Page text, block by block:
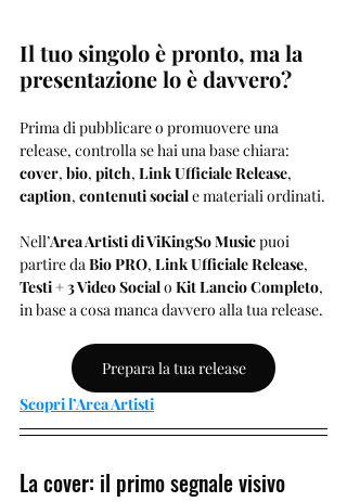
Il tuo singolo è pronto, ma la
presentazione lo è davvero?
Prima di pubblicare o promuovere una
release, controlla se hai una base chiara:
cover, bio, pitch, Link Ufficiale Release,
caption, contenuti social e materiali ordinati.
Nell’Area Artisti di ViKingSo Music puoi
partire da Bio PRO, Link Ufficiale Release,
Testi + 3 Video Social o Kit Lancio Completo,
in base a cosa manca davvero alla tua release.
Prepara la tua release
Scopri l’Area Artisti
La cover: il primo segnale visivo